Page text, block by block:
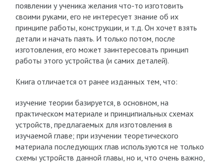
появлении у ученика желания что-то изготовить
своими руками, его не интересует знание об их
принципе работы, конструкции, и т.д. Он хочет взять
детали и начать паять. И только потом, после
изготовления, его может заинтересовать принцип
работы этого устройства (и самих деталей).
Книга отличается от ранее изданных тем, что:
изучение теории базируется, в основном, на
практическом материале и принципиальных схемах
устройств, предлагаемых для изготовления в
изучаемой главе; при изучении теоретического
материала последующих глав используются не только
схемы устройств данной главы, но и, что очень важно,